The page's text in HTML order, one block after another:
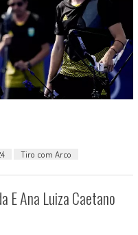
Tiro com Arco
E Ana Luiza Caetano